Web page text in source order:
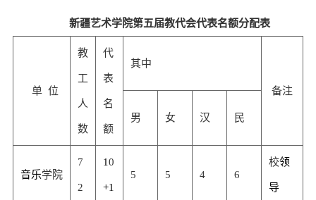
新疆艺术学院第五届教代会代表名额分配表
单 位
教
工
人
数
代
表
名
额
其中
备注
男 女 汉 民
音乐学院
7
2
10
+1
5 5 4 6
校领
导